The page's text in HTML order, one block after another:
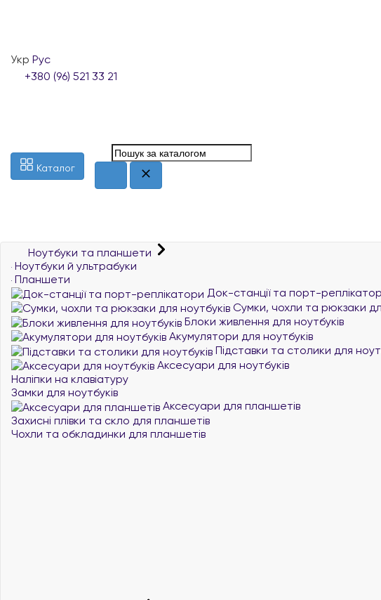
Укр Рус
+380 (96) 521 33 21
Каталог
Ноутбуки та планшети
Ноутбуки й ультрабуки
Планшети
Док-станції та порт-
Сумки, чохли та рюкзаки
Блоки живлення для ноутбуків
Акумулятори для ноутбуків
Підставки та столики для
Аксесуари для ноутбуків
Наліпки на клавіатуру
Замки для ноутбуків
Аксесуари для планшетів
Захисні плівки та скло для планшетів
Чохли та обкладинки для планшетів